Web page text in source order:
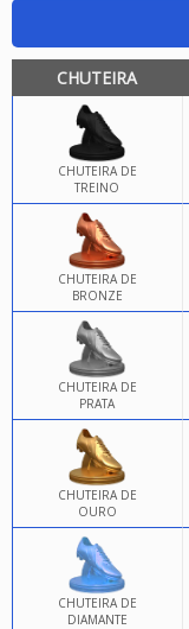
CHUTEIRA
CHUTEIRA DE
TREINO
CHUTEIRA DE
BRONZE
CHUTEIRA DE
PRATA
CHUTEIRA DE
OURO
CHUTEIRA DE
DIAMANTE